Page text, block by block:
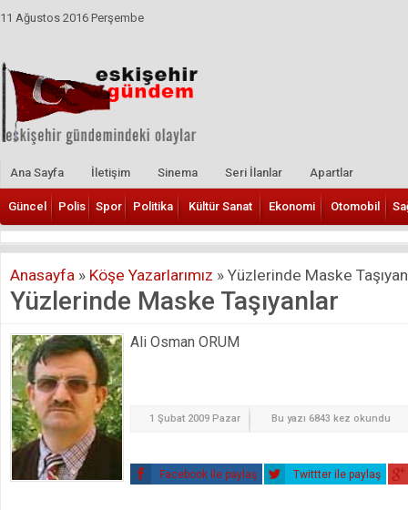
11 Ağustos 2016 Perşembe
Ana Sayfa İletişim Sinema Seri İlanlar Apartlar
Güncel Polis Spor Politika Kültür Sanat Ekonomi Otomobil
Anasayfa » Köşe Yazarlarımız » Yüzlerinde Maske
Yüzlerinde Maske Taşıyanlar
Ali Osman ORUM
1 Şubat 2009 Pazar Bu yazı 6843 kez okundu
Facebook ile paylaş Twittter ile paylaş